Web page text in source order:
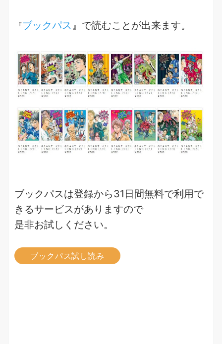
『ブックパス』で読むことが出来ます。
ブックパスは登録から31日間無料で利用で
きるサービスがありますので
是非お試しください。
ブックパス試し読み